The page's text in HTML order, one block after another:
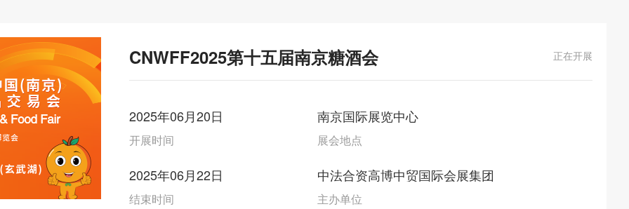
CNWFF2025第十五届南京糖酒会 正在开展
2025年06月20日
开展时间
南京国际展览中心
展会地点
2025年06月22日
结束时间
中法合资高博中贸国际会展集团
主办单位